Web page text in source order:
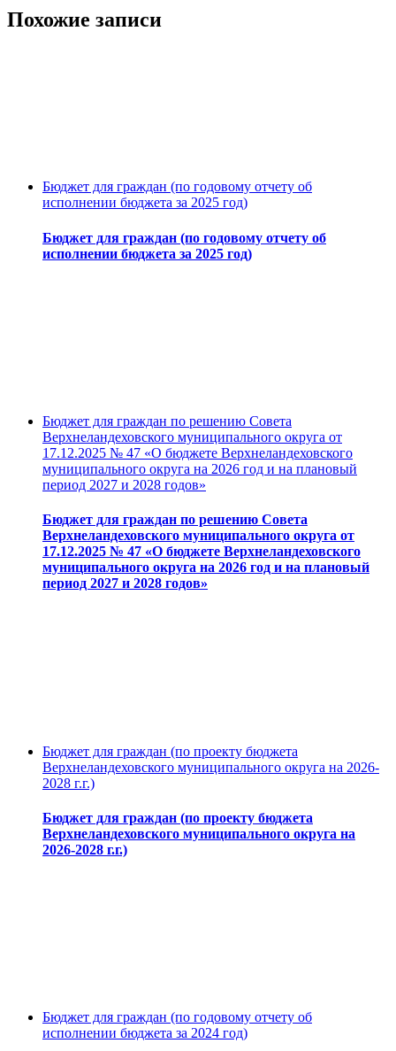
Похожие записи
Бюджет для граждан (по годовому отчету об
исполнении бюджета за 2025 год)
Бюджет для граждан (по годовому отчету об
исполнении бюджета за 2025 год)
Бюджет для граждан по решению Совета
Верхнеландеховского муниципального округа от
17.12.2025 № 47 «О бюджете Верхнеландеховского
муниципального округа на 2026 год и на плановый
период 2027 и 2028 годов»
Бюджет для граждан по решению Совета
Верхнеландеховского муниципального округа от
17.12.2025 № 47 «О бюджете Верхнеландеховского
муниципального округа на 2026 год и на плановый
период 2027 и 2028 годов»
Бюджет для граждан (по проекту бюджета
Верхнеландеховского муниципального округа на 2026-
2028 г.г.)
Бюджет для граждан (по проекту бюджета
Верхнеландеховского муниципального округа на
2026-2028 г.г.)
Бюджет для граждан (по годовому отчету об
исполнении бюджета за 2024 год)